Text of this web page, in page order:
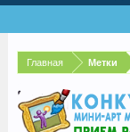
Главная Метки